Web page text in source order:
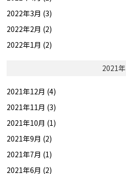
2022年3月 (3)
2022年2月 (2)
2022年1月 (2)
2021年
2021年12月 (4)
2021年11月 (3)
2021年10月 (1)
2021年9月 (2)
2021年7月 (1)
2021年6月 (2)